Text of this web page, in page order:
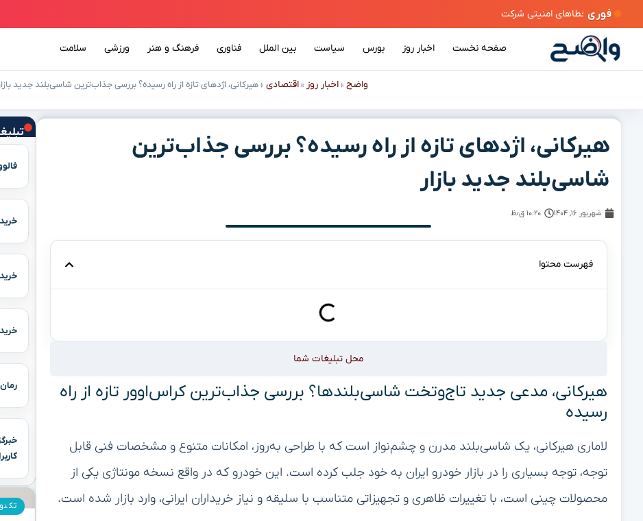
فوری
صفحه نخست اخبار روز بورس سیاست بین الملل فناوری فرهنگ و هنر ورزشی سلامت
واضح »اخبار روز »اقتصادی »هیرکانی، اژدهای تازه از راه رسیده؟ بررسی جذاب‌ترین شاسی‌بلند جدید
رمان
هیرکانی، اژدهای تازه از راه رسیده؟ بررسی جذاب‌ترین
شاسی‌بلند جدید بازار
شهریور ۱۶, ۱۴۰۴ ۱۰:۲۰ ق٫ظ
فهرست محتوا
محل تبلیغات شما
هیرکانی، مدعی جدید تاج‌وتخت شاسی‌بلندها؟ بررسی جذاب‌ترین کراس‌اوور تازه از راه
رسیده
لاماری هیرکانی، یک شاسی‌بلند مدرن و چشم‌نواز است که با طراحی به‌روز، امکانات متنوع و مشخصات فنی قابل
توجه، توجه بسیاری را در بازار خودرو ایران به خود جلب کرده است. این خودرو که در واقع نسخه مونتاژی یکی از
محصولات چینی است، با تغییرات ظاهری و تجهیزاتی متناسب با سلیقه و نیاز خریداران ایرانی، وارد بازار شده است.